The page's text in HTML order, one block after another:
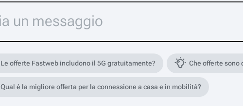
Le offerte Fastweb includono il 5G gratuitamente? Che offerte sono
Qual è la migliore offerta per la connessione a casa e in mobilità?